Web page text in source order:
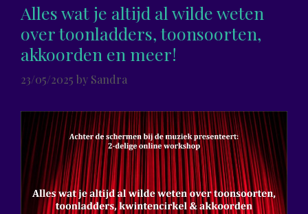
Alles wat je altijd al wilde weten
over toonladders, toonsoorten,
akkoorden en meer!
23/05/2025 by Sandra